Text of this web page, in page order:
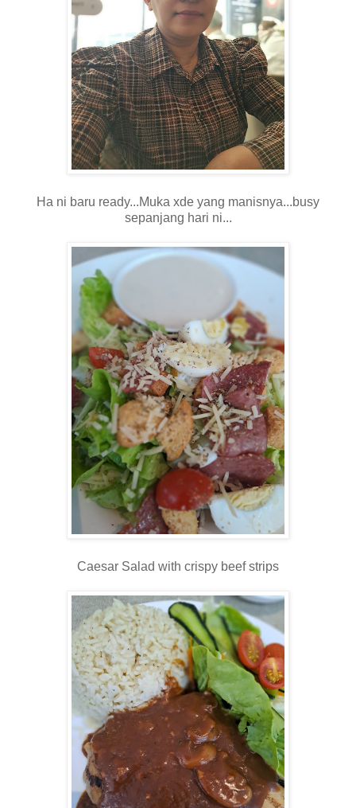
Ha ni baru ready...Muka xde yang manisnya...busy
sepanjang hari ni...
Caesar Salad with crispy beef strips